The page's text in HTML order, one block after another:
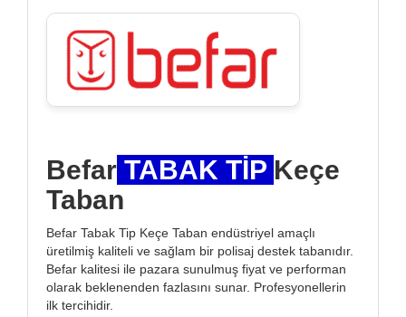
Befar TABAK TİP Keçe
Taban
Befar Tabak Tip Keçe Taban endüstriyel amaçlı
üretilmiş kaliteli ve sağlam bir polisaj destek tabanıdır.
Befar kalitesi ile pazara sunulmuş fiyat ve performan
olarak beklenenden fazlasını sunar. Profesyonellerin
ilk tercihidir.